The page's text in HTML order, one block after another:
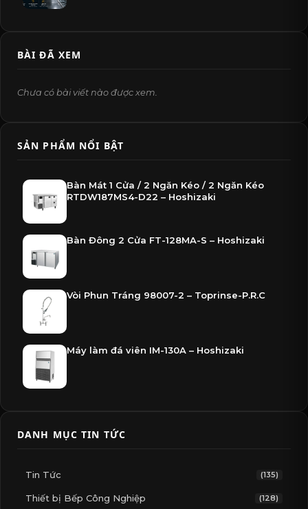
BÀI ĐÃ XEM
Chưa có bài viết nào được xem.
SẢN PHẨM NỔI BẬT
Bàn Mát 1 Cửa / 2 Ngăn Kéo / 2 Ngăn Kéo
RTDW187MS4-D22 – Hoshizaki
Bàn Đông 2 Cửa FT-128MA-S – Hoshizaki
Vòi Phun Tráng 98007-2 – Toprinse-P.R.C
Máy làm đá viên IM-130A – Hoshizaki
DANH MỤC TIN TỨC
Tin Tức (135)
Thiết bị Bếp Công Nghiệp (128)